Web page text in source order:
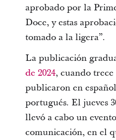
aprobado por la
Doce, y estas
tomado a la ligera”.
La publicación
de 2024, cuando trece
publicaron en
portugués. El jueves
llevó a cabo un
comunicación, en el